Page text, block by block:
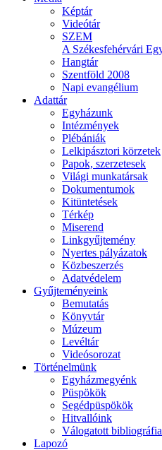
Képtár
Videótár
SZEM
A Székesfehérvári
Hangtár
Szentföld 2008
Napi evangélium
Adattár
Egyházunk
Intézmények
Plébániák
Lelkipásztori körzetek
Papok, szerzetesek
Világi munkatársak
Dokumentumok
Kitüntetések
Térkép
Miserend
Linkgyűjtemény
Nyertes pályázatok
Közbeszerzés
Adatvédelem
Gyűjteményeink
Bemutatás
Könyvtár
Múzeum
Levéltár
Videósorozat
Történelmünk
Egyházmegyénk
Püspökök
Segédpüspökök
Hitvallóink
Válogatott bibliográfia
Lapozó